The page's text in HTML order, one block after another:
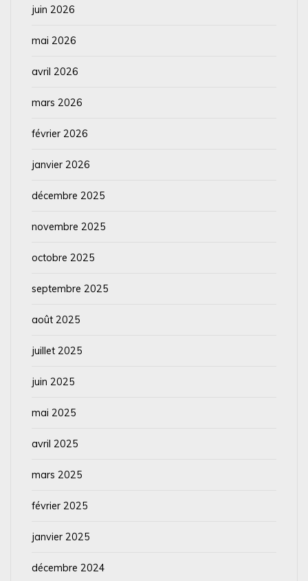
juin 2026
mai 2026
avril 2026
mars 2026
février 2026
janvier 2026
décembre 2025
novembre 2025
octobre 2025
septembre 2025
août 2025
juillet 2025
juin 2025
mai 2025
avril 2025
mars 2025
février 2025
janvier 2025
décembre 2024